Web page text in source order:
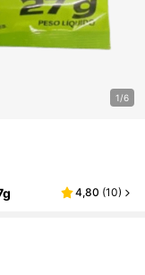
1/6
4,80 (10)